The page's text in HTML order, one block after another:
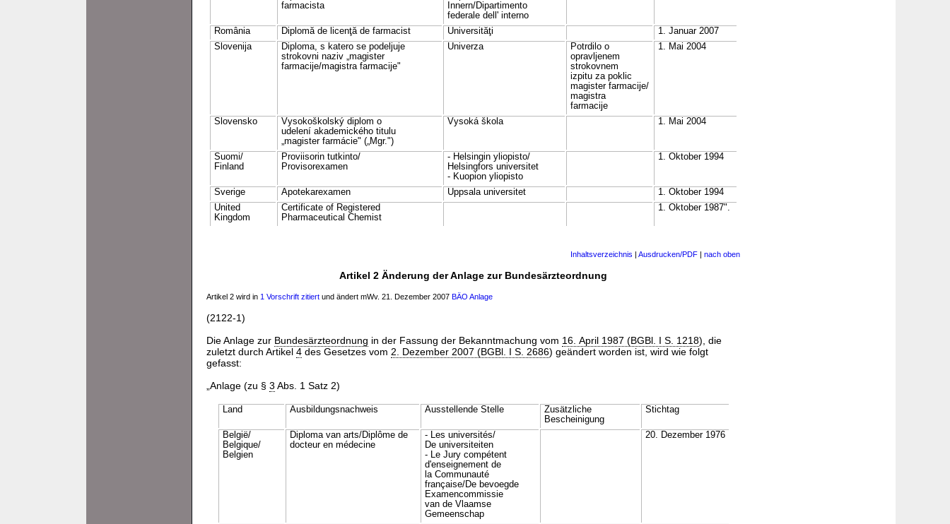
farmacista
Innern/Dipartimento
federale dell' interno
România Diplomă de licenţă de farmacist Universităţi
1. Januar 2007
Slovenija
Diploma, s katero se podeljuje
strokovni naziv „magister
farmacije/magistra farmacije"
Univerza
Potrdilo o
opravljenem
strokovnem
izpitu za poklic
magister farmacije/
magistra
farmacije
1. Mai 2004
Slovensko
Vysokoškolský diplom o
udelení akademického titulu
„magister farmácie" („Mgr.")
Vysoká škola 1. Mai 2004
Suomi/
Finland
Proviisorin tutkinto/
Provisorexamen
- Helsingin yliopisto/
Helsingfors universitet
- Kuopion yliopisto
1. Oktober 1994
Sverige Apotekarexamen Uppsala universitet
1. Oktober 1994
United
Kingdom
Certificate of Registered
Pharmaceutical Chemist
1. Oktober 1987".
Inhaltsverzeichnis | Ausdrucken/PDF | nach oben
Artikel 2 Änderung der Anlage zur Bundesärzteordnung
Artikel 2 wird in 1 Vorschrift zitiert und ändert mWv. 21. Dezember 2007 BÄO Anlage
(2122-1)
Die Anlage zur Bundesärzteordnung in der Fassung der Bekanntmachung vom 16. April 1987 (BGBl. I S. 1218), die
zuletzt durch Artikel 4 des Gesetzes vom 2. Dezember 2007 (BGBl. I S. 2686) geändert worden ist, wird wie folgt
gefasst:
„Anlage (zu § 3 Abs. 1 Satz 2)
Land Ausbildungsnachweis Ausstellende Stelle
Zusätzliche
Bescheinigung
Stichtag
Belgiё/
Belgique/
Belgien
Diploma van arts/Diplôme de
docteur en médecine
- Les universités/
De universiteiten
- Le Jury compétent
d'enseignement de
la Communauté
française/De bevoegde
Examencommissie
van de Vlaamse
Gemeenschap
20. Dezember 1976